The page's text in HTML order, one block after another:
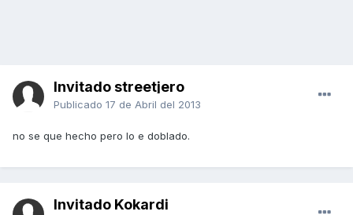
Invitado streetjero
Publicado 17 de Abril del 2013
no se que hecho pero lo e doblado.
Invitado Kokardi